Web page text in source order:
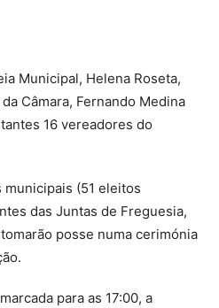
Municipal, Helena Roseta,
Câmara, Fernando Medina
16 vereadores do
(51 eleitos
das Juntas de Freguesia,
posse numa cerimónia
para as 17:00, a